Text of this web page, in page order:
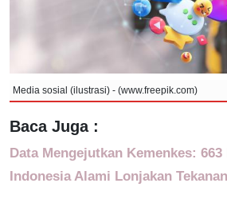
Media sosial (ilustrasi) - (www.freepik.com)
Baca Juga :
Data Mengejutkan Kemenkes:
Indonesia Alami Lonjakan